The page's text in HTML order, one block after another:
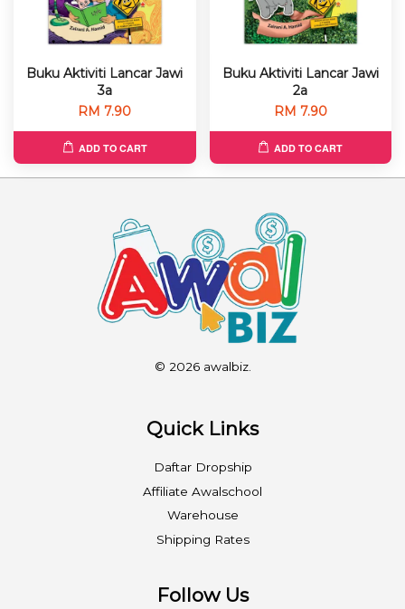
Buku Aktiviti Lancar Jawi
3a
RM 7.90
ADD TO CART
Buku Aktiviti Lancar Jawi
2a
RM 7.90
ADD TO CART
© 2026 awalbiz.
Quick Links
Daftar Dropship
Affiliate Awalschool
Warehouse
Shipping Rates
Follow Us